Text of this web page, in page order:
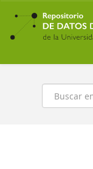
Ir
contenido
principal
Buscar